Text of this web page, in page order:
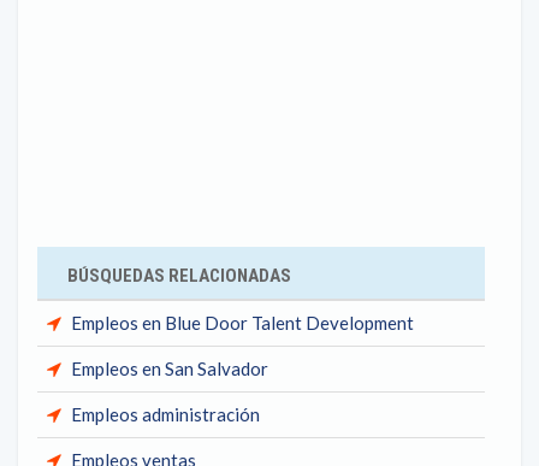
BÚSQUEDAS RELACIONADAS
Empleos en Blue Door Talent Development
Empleos en San Salvador
Empleos administración
Empleos ventas